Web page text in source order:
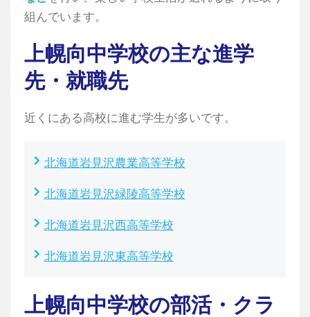
組んでいます。
上幌向中学校の主な進学
先・就職先
近くにある高校に進む学生が多いです。
北海道岩見沢農業高等学校
北海道岩見沢緑陵高等学校
北海道岩見沢西高等学校
北海道岩見沢東高等学校
上幌向中学校の部活・クラ